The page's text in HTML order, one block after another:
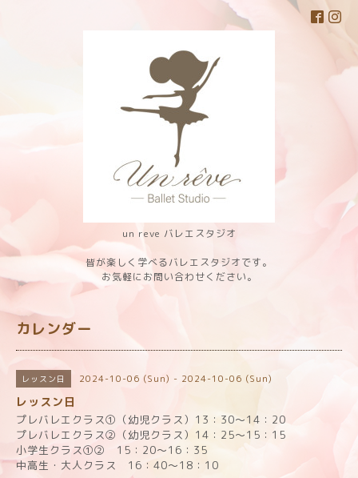
un reve バレエスタジオ
皆が楽しく学べるバレエスタジオです。
お気軽にお問い合わせください。
カレンダー
レッスン日 2024-10-06 (Sun) - 2024-10-06 (Sun)
レッスン日
プレバレエクラス①（幼児クラス）13：30～14：20
プレバレエクラス②（幼児クラス）14：25～15：15
小学生クラス①② 15：20～16：35
中高生・大人クラス 16：40～18：10